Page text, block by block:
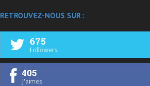
RETROUVEZ-NOUS SUR :
675
Followers
405
J'aimes